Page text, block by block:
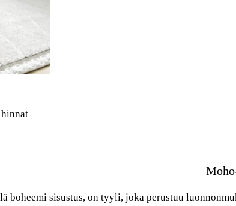
boheemi sisustus, on tyyli, joka perustuu